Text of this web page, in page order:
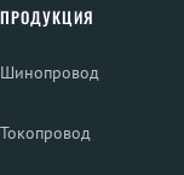
ПРОДУКЦИЯ
Шинопровод
Токопровод